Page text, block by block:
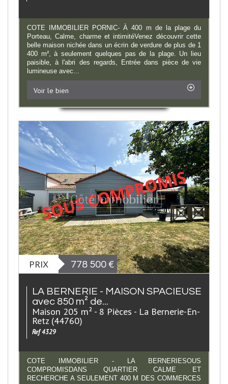
COTE IMMOBILIER PORNIC- À 400 m de la plage du
Porteau, Calme, charme et intimitéVenez découvrir cette
belle maison nichée dans un écrin de verdure de plus de 1
400 m², à seulement quelques pas de la plage. Un lieu
paisible, à l'abri des regards, Entrée dans pièce de vie
lumineuse avec...
Voir le bien
PRIX 778 500 €
LA BERNERIE - MAISON SPACIEUSE
avec 850 m² de...
Maison 205 m² - 8 Pièces - La Bernerie-En-
Retz (44760)
Ref 4329
COTE IMMOBILIER - LA BERNERIESOUS
COMPROMISDANS QUARTIER CALME ET
RECHERCHE A SEULEMENT 400 M DES COMMERCES